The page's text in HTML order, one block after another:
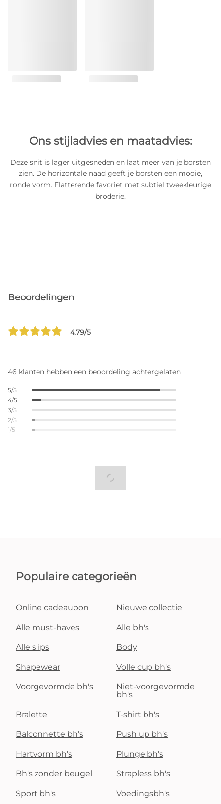
Ons stijladvies en maatadvies:
Deze snit is lager uitgesneden en laat meer van je borsten
zien. De horizontale naad geeft je borsten een mooie,
ronde vorm. Flatterende favoriet met subtiel tweekleurige
broderie.
Beoordelingen
4.79/5
46 klanten hebben een beoordeling achtergelaten
5/5
4/5
3/5
2/5
1/5
Populaire categorieën
Online cadeaubon Nieuwe collectie
Alle must-haves Alle bh's
Alle slips Body
Shapewear Volle cup bh's
Voorgevormde bh's
Niet-voorgevormde
bh's
Bralette T-shirt bh's
Balconnette bh's Push up bh's
Hartvorm bh's Plunge bh's
Bh's zonder beugel Strapless bh's
Sport bh's Voedingsbh's